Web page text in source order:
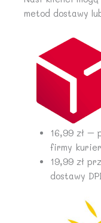
metod dostawy
16,99 zł –
firmy
19,99 zł
dostawy